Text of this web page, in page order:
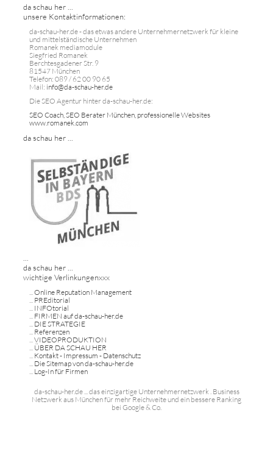
da schau her ...
unsere Kontaktinformationen:
da-schau-her.de - das etwas andere Unternehmernetzwerk für kleine
und mittelständische Unternehmen
Romanek mediamodule
Siegfried Romanek
Berchtesgadener Str. 9
81547 München
Telefon: 089 / 62 00 90 65
Mail: info@da-schau-her.de
Die SEO Agentur hinter da-schau-her.de:
SEO Coach, SEO Berater München, professionelle Websites
www.romanek.com
da schau her ...
...
da schau her ...
wichtige Verlinkungenxxx
...Online Reputation Management
... PREditorial
... INFOtorial
... FIRMEN auf da-schau-her.de
... DIE STRATEGIE
... Referenzen
...VIDEOPRODUKTION
... ÜBER DA SCHAU HER
... Kontakt - Impressum - Datenschutz
... Die Sitemap von da-schau-her.de
... Log-In für Firmen
da-schau-her.de ... das einzigartige Unternehmernetzwerk . Business
Netzwerk aus München für mehr Reichweite und ein bessere Ranking
bei Google & Co.